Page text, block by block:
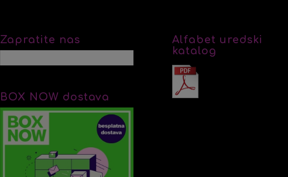
Zapratite nas
BOX NOW dostava
Alfabet uredski
katalog